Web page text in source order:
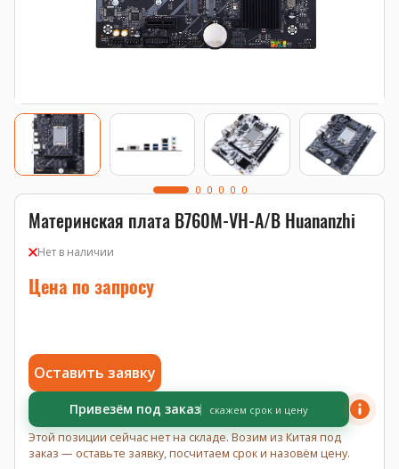
Материнская плата B760M-VH-A/B Huananzhi
Нет в наличии
Цена по запросу
Оставить заявку
Привезём под заказ скажем срок и цену
Этой позиции сейчас нет на складе. Возим из Китая под
заказ — оставьте заявку, посчитаем срок и назовём цену.